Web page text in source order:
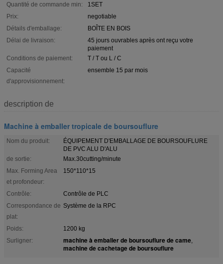
Quantité de commande min:
1SET
Prix:
negotiable
Détails d'emballage:
BOÎTE EN BOIS
Délai de livraison:
45 jours ouvrables après ont reçu votre
paiement
Conditions de paiement:
T / T ou L / C
Capacité
d'approvisionnement:
ensemble 15 par mois
description de
Machine à emballer tropicale de boursouflure
Nom du produit:
ÉQUIPEMENT D'EMBALLAGE DE BOURSOUFLURE
DE PVC ALU D'ALU
de sortie:
Max.30cutting/minute
Max. Forming Area
et profondeur:
150*110*15
Contrôle:
Contrôle de PLC
Correspondance de
plat:
Système de la RPC
Poids:
1200 kg
Surligner:
machine à emballer de boursouflure de came,
machine de cachetage de boursouflure